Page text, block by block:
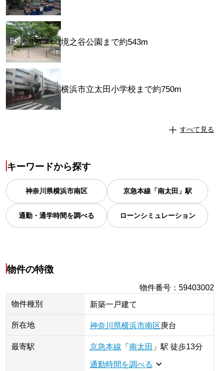
境之谷公園まで約543m
横浜市立太田小学校まで約750m
すべて見る
キーワードから探す
神奈川県横浜市南区 京急本線「南太田」駅
通勤・通学時間を調べる ローンシミュレーション
物件の特徴
物件番号 ：59403002
物件種別
新築一戸建て
所在地 神奈川県横浜市南区庚台
最寄駅 京急本線 「 南太田 」 駅 徒歩13分
通勤時間を調べる